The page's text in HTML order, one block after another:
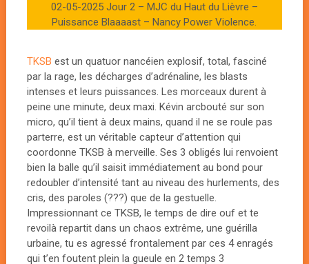
02-05-2025 Jour 2 – MJC du Haut du Lièvre –
Puissance Blaaaast – Nancy Power Violence.
TKSB est un quatuor nancéien explosif, total, fasciné
par la rage, les décharges d’adrénaline, les blasts
intenses et leurs puissances. Les morceaux durent à
peine une minute, deux maxi. Kévin arcbouté sur son
micro, qu’il tient à deux mains, quand il ne se roule pas
parterre, est un véritable capteur d’attention qui
coordonne TKSB à merveille. Ses 3 obligés lui renvoient
bien la balle qu’il saisit immédiatement au bond pour
redoubler d’intensité tant au niveau des hurlements, des
cris, des paroles (???) que de la gestuelle.
Impressionnant ce TKSB, le temps de dire ouf et te
revoilà repartit dans un chaos extrême, une guérilla
urbaine, tu es agressé frontalement par ces 4 enragés
qui t’en foutent plein la gueule en 2 temps 3